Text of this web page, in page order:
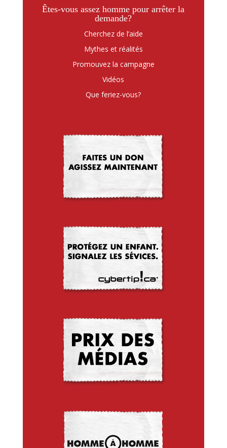
Êtes-vous assez homme pour arrêter la
demande?
Cherchez de l’aide
Mythes et réalités
Promouvez la campagne
Vidéos
Que feriez-vous?